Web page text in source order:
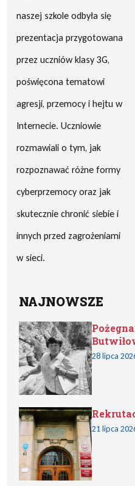
naszej szkole odbyła się
prezentacja przygotowana
przez uczniów klasy 3G,
poświęcona tematowi
agresji, przemocy i hejtu w
Internecie. Uczniowie
rozmawiali o tym, jak
rozpoznawać różne formy
cyberprzemocy oraz jak
skutecznie chronić siebie i
innych przed zagrożeniami
w sieci.
NAJNOWSZE
28 lipca
21 lipca